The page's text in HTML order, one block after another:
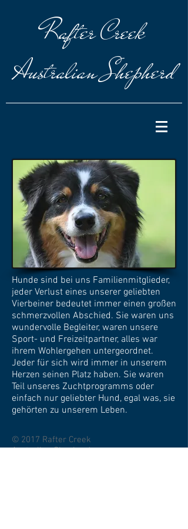
RafterCreek
Australian Shepherd
Hunde sind bei uns Familienmitglieder,
jeder Verlust eines unserer geliebten
Vierbeiner bedeutet immer einen großen
schmerzvollen Abschied. Sie waren uns
wundervolle Begleiter, waren unsere
Sport- und Freizeitpartner, alles war
ihrem Wohlergehen untergeordnet.
Jeder für sich wird immer in unserem
Herzen seinen Platz haben. Sie waren
Teil unseres Zuchtprogramms oder
einfach nur geliebter Hund, egal was, sie
gehörten zu unserem Leben.
© 2017 Rafter Creek
Australian Shepherd